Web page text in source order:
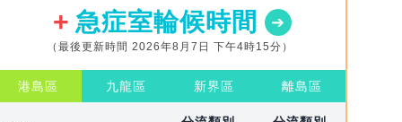
急症室輪候時間
（最後更新時間 2026年8月7日 下午4時15分）
港島區 九龍區 新界區 離島區